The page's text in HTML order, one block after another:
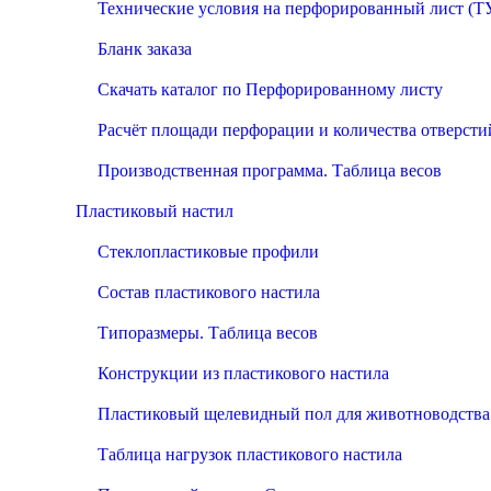
Технические условия на перфорированный лист
Бланк заказа
Скачать каталог по Перфорированному листу
Расчёт площади перфорации и количества
Производственная программа. Таблица весов
Пластиковый настил
Стеклопластиковые профили
Состав пластикового настила
Типоразмеры. Таблица весов
Конструкции из пластикового настила
Пластиковый щелевидный пол для животноводства
Таблица нагрузок пластикового настила